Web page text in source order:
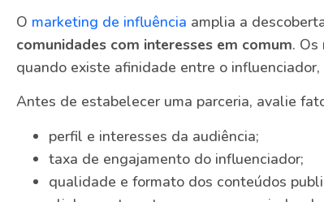
O marketing de influência amplia a
comunidades com interesses em comum.
quando existe afinidade entre o
Antes de estabelecer uma parceria, avalie
perfil e interesses da audiência;
taxa de engajamento do influenciador;
qualidade e formato dos conteúdos